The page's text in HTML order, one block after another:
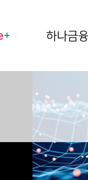
+ 하나금